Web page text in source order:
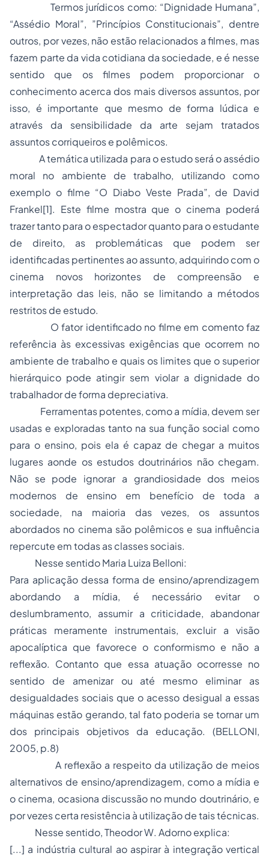
Termos jurídicos como: “Dignidade Humana”,
“Assédio Moral”, ”Princípios Constitucionais”, dentre
outros, por vezes, não estão relacionados a filmes, mas
fazem parte da vida cotidiana da sociedade, e é nesse
sentido que os filmes podem proporcionar o
conhecimento acerca dos mais diversos assuntos, por
isso, é importante que mesmo de forma lúdica e
através da sensibilidade da arte sejam tratados
assuntos corriqueiros e polêmicos.
A temática utilizada para o estudo será o assédio
moral no ambiente de trabalho, utilizando como
exemplo o filme “O Diabo Veste Prada”, de David
Frankel[1]. Este filme mostra que o cinema poderá
trazer tanto para o espectador quanto para o estudante
de direito, as problemáticas que podem ser
identificadas pertinentes ao assunto, adquirindo com o
cinema novos horizontes de compreensão e
interpretação das leis, não se limitando a métodos
restritos de estudo.
O fator identificado no filme em comento faz
referência às excessivas exigências que ocorrem no
ambiente de trabalho e quais os limites que o superior
hierárquico pode atingir sem violar a dignidade do
trabalhador de forma depreciativa.
Ferramentas potentes, como a mídia, devem ser
usadas e exploradas tanto na sua função social como
para o ensino, pois ela é capaz de chegar a muitos
lugares aonde os estudos doutrinários não chegam.
Não se pode ignorar a grandiosidade dos meios
modernos de ensino em benefício de toda a
sociedade, na maioria das vezes, os assuntos
abordados no cinema são polêmicos e sua influência
repercute em todas as classes sociais.
Nesse sentido Maria Luiza Belloni:
Para aplicação dessa forma de ensino/aprendizagem
abordando a mídia, é necessário evitar o
deslumbramento, assumir a criticidade, abandonar
práticas meramente instrumentais, excluir a visão
apocalíptica que favorece o conformismo e não a
reflexão. Contanto que essa atuação ocorresse no
sentido de amenizar ou até mesmo eliminar as
desigualdades sociais que o acesso desigual a essas
máquinas estão gerando, tal fato poderia se tornar um
dos principais objetivos da educação. (BELLONI,
2005, p.8)
A reflexão a respeito da utilização de meios
alternativos de ensino/aprendizagem, como a mídia e
o cinema, ocasiona discussão no mundo doutrinário, e
por vezes certa resistência à utilização de tais técnicas.
Nesse sentido, Theodor W. Adorno explica:
[...] a indústria cultural ao aspirar à integração vertical